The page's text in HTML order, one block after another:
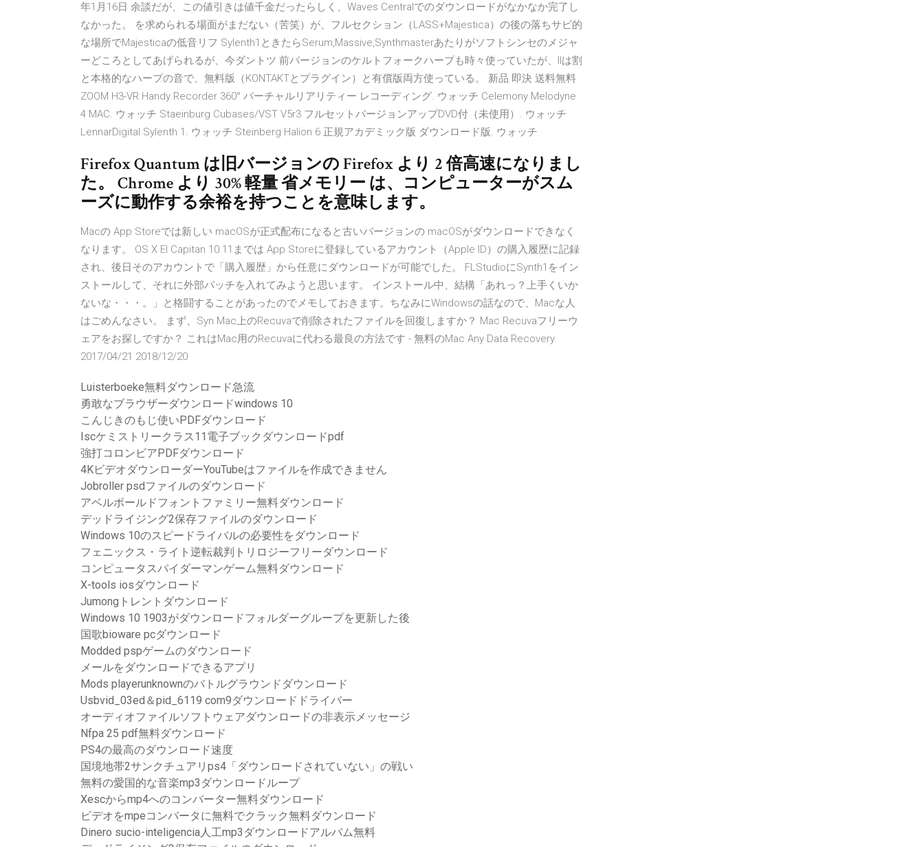
年1月16日 余談だが、この値引きは値千金だったらしく、Waves Centralでのダウンロードがなかなか完了し
なかった。 を求められる場面がまだない（苦笑）が、フルセクション（LASS+Majestica）の後の落ちサビ的
な場所でMajesticaの低音リフ Sylenth1ときたらSerum,Massive,Synthmasterあたりがソフトシンセのメジャ
ーどころとしてあげられるが、今ダントツ 前バージョンのケルトフォークハープも時々使っていたが、IIは割
と本格的なハープの音で、無料版（KONTAKTとプラグイン）と有償版両方使っている。 新品 即決 送料無料
ZOOM H3-VR Handy Recorder 360° バーチャルリアリティー レコーディング. ウォッチ Celemony Melodyne
4 MAC. ウォッチ Staeinburg Cubases/VST V5r3 フルセットバージョンアップDVD付（未使用）. ウォッチ
LennarDigital Sylenth 1. ウォッチ Steinberg Halion 6 正規アカデミック版 ダウンロード版. ウォッチ
Firefox Quantum は旧バージョンの Firefox より 2 倍高速になりまし
た。 Chrome より 30% 軽量 省メモリー は、コンピューターがスム
ーズに動作する余裕を持つことを意味します。
Macの App Storeでは新しい macOSが正式配布になると古いバージョンの macOSがダウンロードできなく
なります。 OS X El Capitan 10.11までは App Storeに登録しているアカウント（Apple ID）の購入履歴に記録
され、後日そのアカウントで「購入履歴」から任意にダウンロードが可能でした。 FLStudioにSynth1をイン
ストールして、それに外部パッチを入れてみようと思います。 インストール中、結構「あれっ？上手くいか
ないな・・・。」と格闘することがあったのでメモしておきます。ちなみにWindowsの話なので、Macな人
はごめんなさい。 まず、Syn Mac上のRecuvaで削除されたファイルを回復しますか？ Mac Recuvaフリーウ
ェアをお探しですか？ これはMac用のRecuvaに代わる最良の方法です - 無料のMac Any Data Recovery.
2017/04/21 2018/12/20
Luisterboeke無料ダウンロード急流
勇敢なブラウザーダウンロードwindows 10
こんじきのもじ使いPDFダウンロード
Iscケミストリークラス11電子ブックダウンロードpdf
強打コロンビアPDFダウンロード
4KビデオダウンローダーYouTubeはファイルを作成できません
Jobroller psdファイルのダウンロード
アベルボールドフォントファミリー無料ダウンロード
デッドライジング2保存ファイルのダウンロード
Windows 10のスピードライバルの必要性をダウンロード
フェニックス・ライト逆転裁判トリロジーフリーダウンロード
コンピュータスパイダーマンゲーム無料ダウンロード
X-tools iosダウンロード
Jumongトレントダウンロード
Windows 10 1903がダウンロードフォルダーグループを更新した後
国歌bioware pcダウンロード
Modded pspゲームのダウンロード
メールをダウンロードできるアプリ
Mods playerunknownのバトルグラウンドダウンロード
Usbvid_03ed＆pid_6119 com9ダウンロードドライバー
オーディオファイルソフトウェアダウンロードの非表示メッセージ
Nfpa 25 pdf無料ダウンロード
PS4の最高のダウンロード速度
国境地帯2サンクチュアリps4「ダウンロードされていない」の戦い
無料の愛国的な音楽mp3ダウンロードループ
Xescからmp4へのコンバーター無料ダウンロード
ビデオをmpeコンバータに無料でクラック無料ダウンロード
Dinero sucio-inteligencia人工mp3ダウンロードアルバム無料